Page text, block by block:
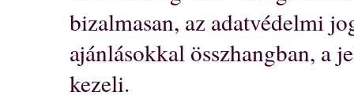
FÉM KELLÉK
bizalmasan, az adatvédelmi
ajánlásokkal összhangban, a
kezeli.